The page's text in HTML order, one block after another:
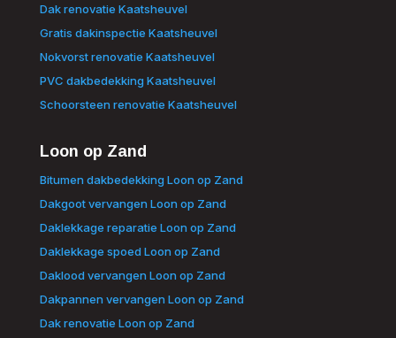
Dak renovatie Kaatsheuvel
Gratis dakinspectie Kaatsheuvel
Nokvorst renovatie Kaatsheuvel
PVC dakbedekking Kaatsheuvel
Schoorsteen renovatie Kaatsheuvel
Loon op Zand
Bitumen dakbedekking Loon op Zand
Dakgoot vervangen Loon op Zand
Daklekkage reparatie Loon op Zand
Daklekkage spoed Loon op Zand
Daklood vervangen Loon op Zand
Dakpannen vervangen Loon op Zand
Dak renovatie Loon op Zand